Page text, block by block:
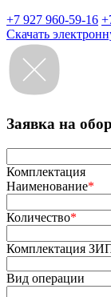
+7 927 960-59-16
Скачать
Заявка на
Комплектация
Наименование*
Количество*
Комплектация
Вид операции